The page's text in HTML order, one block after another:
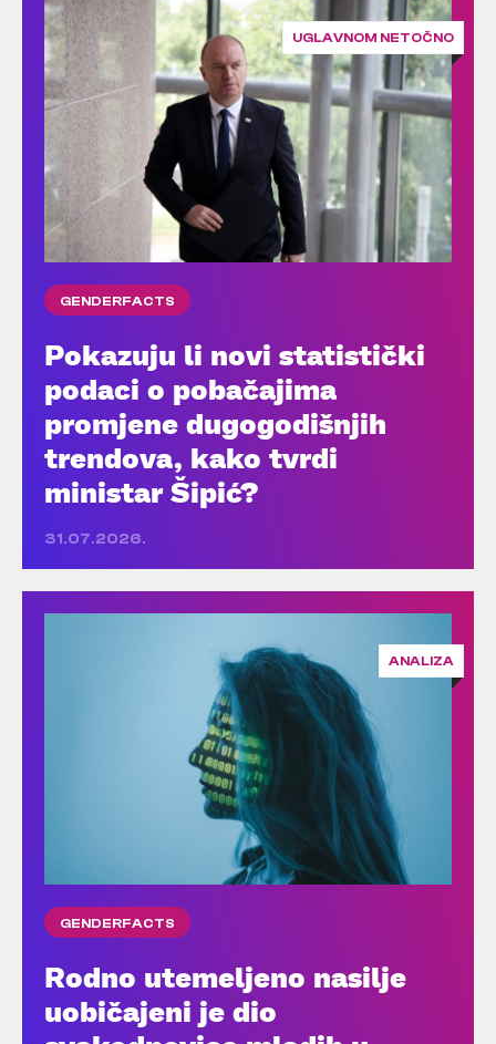
UGLAVNOM NETOČNO
GENDERFACTS
Pokazuju li novi statistički
podaci o pobačajima
promjene dugogodišnjih
trendova, kako tvrdi
ministar Šipić?
31.07.2026.
ANALIZA
GENDERFACTS
Rodno utemeljeno nasilje
uobičajeni je dio